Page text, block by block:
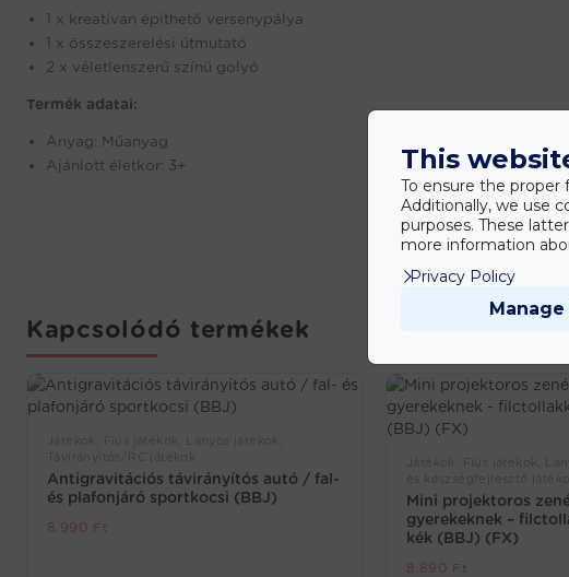
1 x kreatívan építhető versenypálya
1 x összeszerelési útmutató
2 x véletlenszerű színű golyó
Termék adatai:
Anyag: Műanyag
Ajánlott életkor: 3+
Kapcsolódó termékek
Antigravitációs távirányítós autó / fal-
és plafonjáró sportkocsi (BBJ)
8.990 Ft
Mini projektoros
gyerekeknek –
kék (BBJ) (FX)
8.890 Ft
This
To ensure the proper
Additionally, we use
purposes. These
more information
Privacy Policy